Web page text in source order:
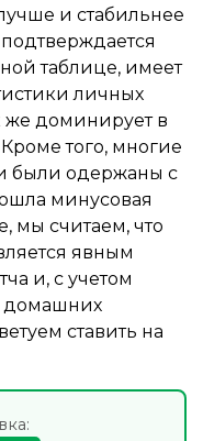
и стабильнее
таблице, имеет
личных
же доминирует в
того, многие
были одержаны с
минусовая
мы считаем, что
явным
и, с учетом
домашних
ставить на